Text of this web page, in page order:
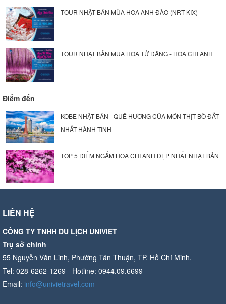
TOUR NHẬT BẢN MÙA HOA ANH ĐÀO (NRT-KIX)
TOUR NHẬT BẢN MÙA HOA TỬ ĐẰNG - HOA CHI ANH
Điểm đến
KOBE NHẬT BẢN - QUÊ HƯƠNG CỦA MÓN THỊT BÒ ĐẮT
NHẤT HÀNH TINH
TOP 5 ĐIỂM NGẮM HOA CHI ANH ĐẸP NHẤT NHẬT BẢN
LIÊN HỆ
CÔNG TY TNHH DU LỊCH UNIVIET
Trụ sở chính
55 Nguyễn Văn Linh, Phường Tân Thuận, TP. Hồ Chí Minh.
Tel: 028-6262-1269 - Hotline: 0944.09.6699
Email: info@univietravel.com